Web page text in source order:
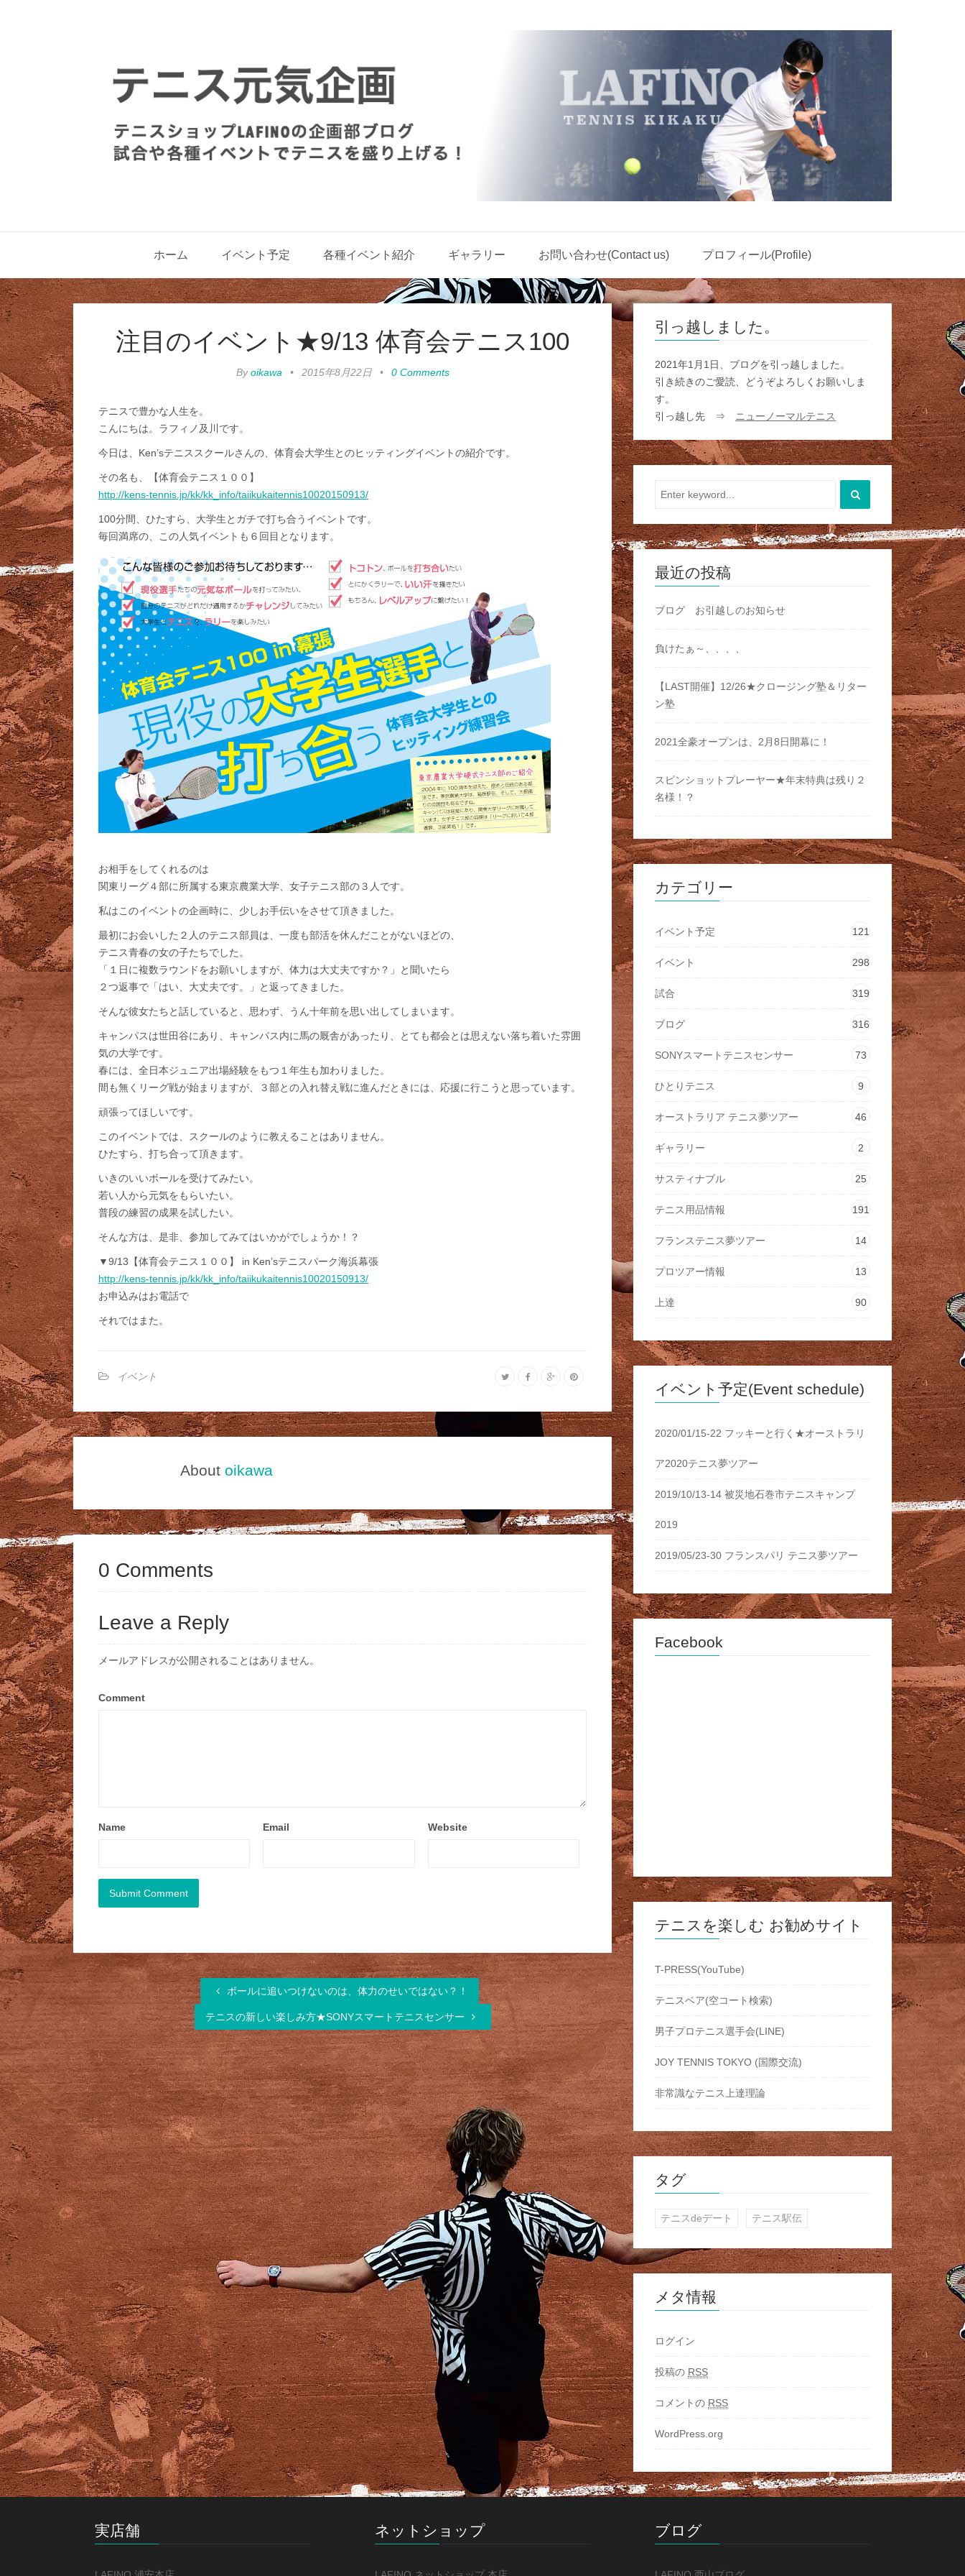
ホーム イベント予定 各種イベント紹介 ギャラリー お問い合わせ(Contact us) プロフィール(Profile)
注目のイベント★9/13 体育会テニス100
Byoikawa • 2015年8月22日 • 0 Comments
テニスで豊かな人生を。
こんにちは。ラフィノ及川です。
今日は、Ken’sテニススクールさんの、体育会大学生とのヒッティングイベントの紹介です。
その名も、【体育会テニス１００】
http://kens-tennis.jp/kk/kk_info/taiikukaitennis10020150913/
100分間、ひたすら、大学生とガチで打ち合うイベントです。
毎回満席の、この人気イベントも６回目となります。
お相手をしてくれるのは
関東リーグ４部に所属する東京農業大学、女子テニス部の３人です。
私はこのイベントの企画時に、少しお手伝いをさせて頂きました。
最初にお会いした２人のテニス部員は、一度も部活を休んだことがないほどの、
テニス青春の女の子たちでした。
「１日に複数ラウンドをお願いしますが、体力は大丈夫ですか？」と聞いたら
２つ返事で「はい、大丈夫です。」と返ってきました。
そんな彼女たちと話していると、思わず、うん十年前を思い出してしまいます。
キャンパスは世田谷にあり、キャンパス内に馬の厩舎があったり、とても都会とは思えない落ち着いた雰囲
気の大学です。
春には、全日本ジュニア出場経験をもつ１年生も加わりました。
間も無くリーグ戦が始まりますが、３部との入れ替え戦に進んだときには、応援に行こうと思っています。
頑張ってほしいです。
このイベントでは、スクールのように教えることはありません。
ひたすら、打ち合って頂きます。
いきのいいボールを受けてみたい。
若い人から元気をもらいたい。
普段の練習の成果を試したい。
そんな方は、是非、参加してみてはいかがでしょうか！？
▼9/13【体育会テニス１００】 in Ken’sテニスパーク海浜幕張
http://kens-tennis.jp/kk/kk_info/taiikukaitennis10020150913/
お申込みはお電話で
それではまた。
イベント
About oikawa
0 Comments
Leave a Reply
メールアドレスが公開されることはありません。
Comment
Name Email Website
ボールに追いつけないのは、体力のせいではない？！
テニスの新しい楽しみ方★SONYスマートテニスセンサー
引っ越しました。
2021年1月1日、ブログを引っ越しました。
引き続きのご愛読、どうぞよろしくお願いしま
す。
引っ越し先 ⇒
ニューノーマルテニス
最近の投稿
ブログ お引越しのお知らせ
負けたぁ～、、、、
【LAST開催】12/26★クロージング塾＆リター
ン塾
2021全豪オープンは、2月8日開幕に！
スピンショットプレーヤー★年末特典は残り２
名様！？
カテゴリー
イベント予定 121
イベント 298
試合 319
ブログ 316
SONYスマートテニスセンサー 73
ひとりテニス 9
オーストラリア テニス夢ツアー 46
ギャラリー 2
サスティナブル 25
テニス用品情報 191
フランステニス夢ツアー 14
プロツアー情報 13
上達 90
イベント予定(Event schedule)
2020/01/15-22 フッキーと行く★オーストラリ
ア2020テニス夢ツアー
2019/10/13-14 被災地石巻市テニスキャンプ
2019
2019/05/23-30 フランスパリ テニス夢ツアー
Facebook
テニスを楽しむ お勧めサイト
T-PRESS(YouTube)
テニスベア(空コート検索)
男子プロテニス選手会(LINE)
JOY TENNIS TOKYO (国際交流)
非常識なテニス上達理論
タグ
テニスdeデート テニス駅伝
メタ情報
ログイン
投稿の RSS
コメントの RSS
WordPress.org
実店舗 ネットショップ ブログ